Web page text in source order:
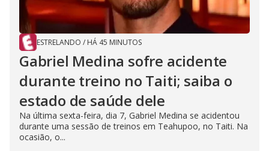
ESTRELANDO / HÁ 45 MINUTOS
Gabriel Medina sofre acidente
durante treino no Taiti; saiba o
estado de saúde dele
Na última sexta-feira, dia 7, Gabriel Medina se acidentou
durante uma sessão de treinos em Teahupoo, no Taiti. Na
ocasião, o...